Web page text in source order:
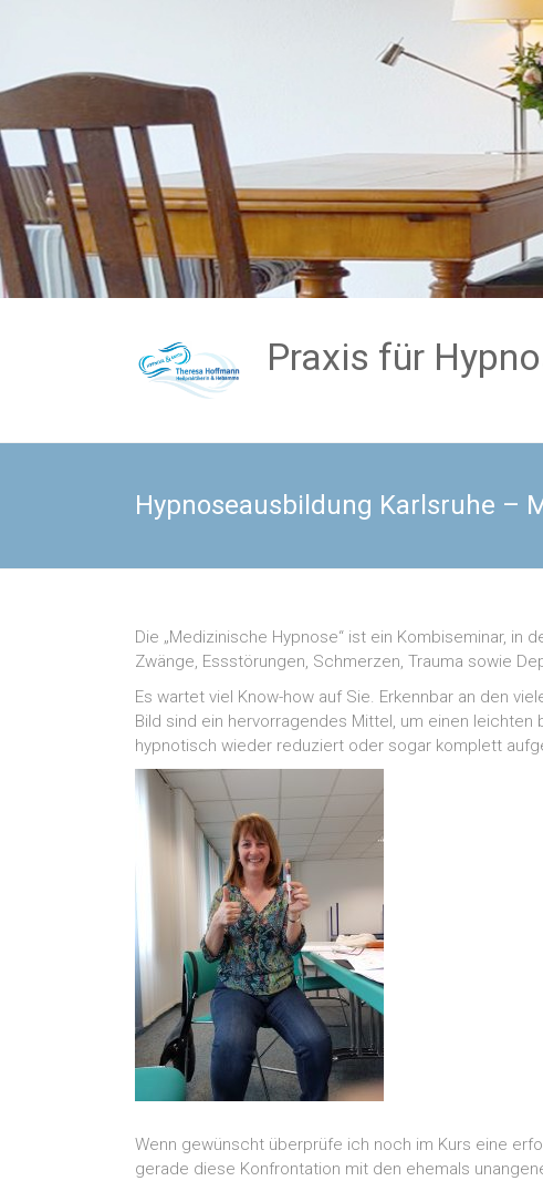
Praxis für
Hypnoseausbildung Karlsruhe –
Die „Medizinische Hypnose“ ist ein Kombiseminar, in
Zwänge, Essstörungen, Schmerzen, Trauma sowie
Es wartet viel Know-how auf Sie. Erkennbar an den
Bild sind ein hervorragendes Mittel, um einen
hypnotisch wieder reduziert oder sogar komplett
Wenn gewünscht überprüfe ich noch im Kurs eine
gerade diese Konfrontation mit den ehemals